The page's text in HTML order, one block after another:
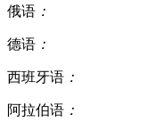
俄语 ：
德语 ：
西班牙语 ：
阿拉伯语 ：